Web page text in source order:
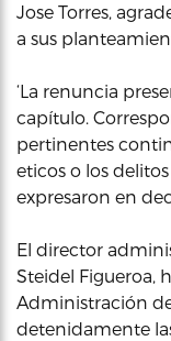
Jose Torres,
a sus
‘La renuncia
capítulo.
pertinentes
eticos o los
expresaron en
El director
Steidel Figueroa,
Administración
detenidamente